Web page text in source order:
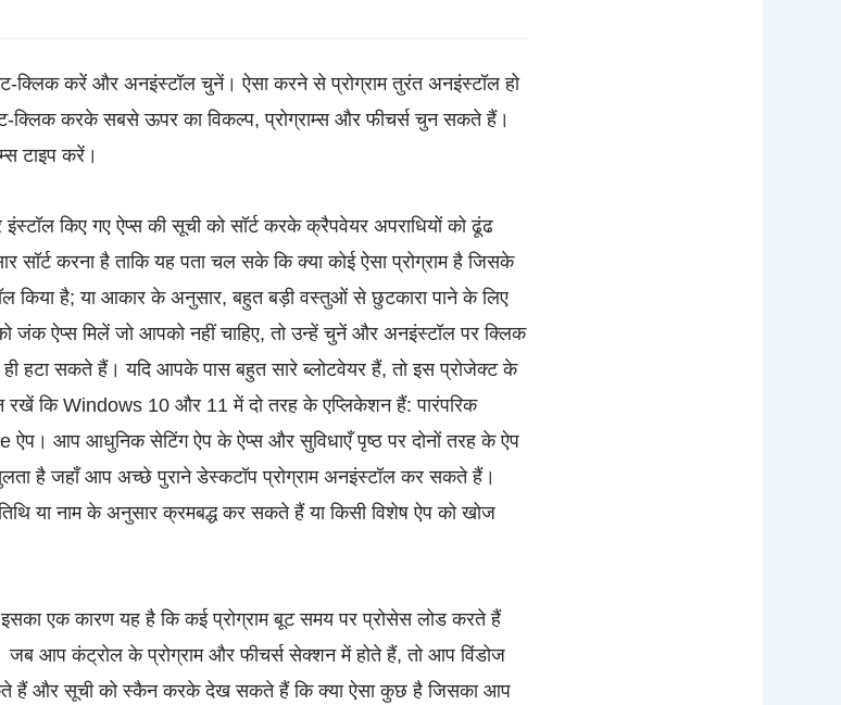
क्लिक करें और अनइंस्टॉल चुनें। ऐसा करने से प्रोग्राम तुरंत अनइंस्टॉल हो
क्लिक करके सबसे ऊपर का विकल्प, प्रोग्राम्स और फीचर्स चुन सकते हैं।
टाइप करें।
किए गए ऐप्स की सूची को सॉर्ट करके क्रैपवेयर अपराधियों को ढूंढ
करना है ताकि यह पता चल सके कि क्या कोई ऐसा प्रोग्राम है जिसके
किया है; या आकार के अनुसार, बहुत बड़ी वस्तुओं से छुटकारा पाने के लिए
ऐप्स मिलें जो आपको नहीं चाहिए, तो उन्हें चुनें और अनइंस्टॉल पर क्लिक
हटा सकते हैं। यदि आपके पास बहुत सारे ब्लोटवेयर हैं, तो इस प्रोजेक्ट के
रखें कि Windows 10 और 11 में दो तरह के एप्लिकेशन हैं: पारंपरिक
आप आधुनिक सेटिंग ऐप के ऐप्स और सुविधाएँ पृष्ठ पर दोनों तरह के ऐप
है जहाँ आप अच्छे पुराने डेस्कटॉप प्रोग्राम अनइंस्टॉल कर सकते हैं।
या नाम के अनुसार क्रमबद्ध कर सकते हैं या किसी विशेष ऐप को खोज
एक कारण यह है कि कई प्रोग्राम बूट समय पर प्रोसेस लोड करते हैं
आप कंट्रोल के प्रोग्राम और फीचर्स सेक्शन में होते हैं, तो आप विंडोज
हैं और सूची को स्कैन करके देख सकते हैं कि क्या ऐसा कुछ है जिसका आप